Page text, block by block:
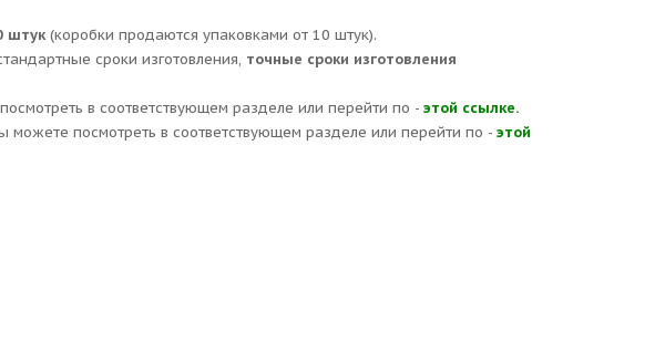
штук(коробки продаются упаковками от 10 штук).
сроки изготовления, точные сроки изготовления
в соответствующем разделе или перейти по -этой ссылке.
посмотреть в соответствующем разделе или перейти по -этой